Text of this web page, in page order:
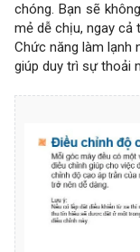
chóng. Bạn sẽ
mẻ dễ chịu, ngay cả
Chức năng làm lạnh
giúp duy trì sự thoải